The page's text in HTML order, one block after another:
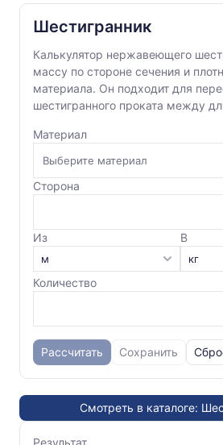
Шестигранник
Калькулятор нержавеющего
массу по стороне сечения и
материала. Он подходит для
шестигранного проката между
Материал
Сторона
Из В
Количество
Рассчитать Сохранить
Смотреть в каталоге:
Результат